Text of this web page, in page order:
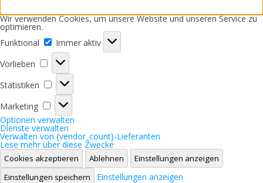
Wir verwenden Cookies, um unsere Website und unseren Service zu
optimieren.
Funktional
Immer aktiv
Vorlieben
Vorlieben
Statistiken
Statistiken
Marketing
Marketing
Optionen verwalten
Dienste verwalten
Verwalten von {vendor_count}-Lieferanten
Lese mehr über diese Zwecke
Cookies akzeptieren Ablehnen
Einstellungen anzeigen
Einstellungen speichern
Einstellungen anzeigen